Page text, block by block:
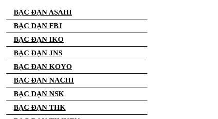
BẠC ĐẠN ASAHI
BẠC ĐẠN FBJ
BẠC ĐẠN IKO
BẠC ĐẠN JNS
BẠC ĐẠN KOYO
BẠC ĐẠN NACHI
BẠC ĐẠN NSK
BẠC ĐẠN THK